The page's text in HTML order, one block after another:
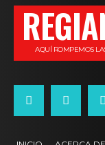
AQUÍ ROMPEMOS